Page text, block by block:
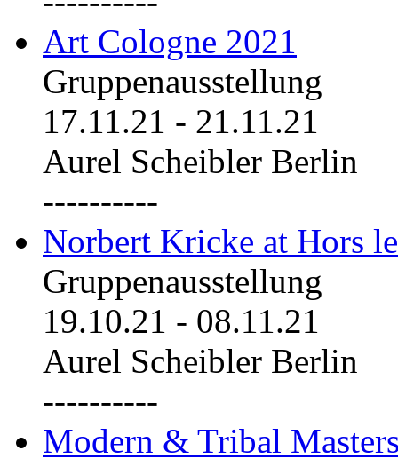
Art Cologne 2021
Gruppenausstellung
17.11.21 - 21.11.21
Aurel Scheibler Berlin
----------
Norbert Kricke at Hors
Gruppenausstellung
19.10.21 - 08.11.21
Aurel Scheibler Berlin
----------
Modern & Tribal